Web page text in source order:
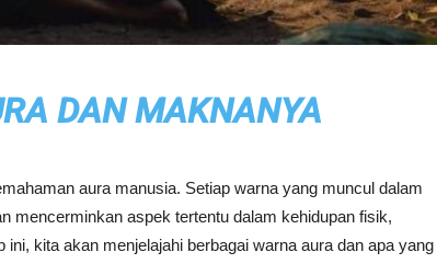
DAN MAKNANYA
aura manusia. Setiap warna yang muncul dalam
mencerminkan aspek tertentu dalam kehidupan fisik,
kita akan menjelajahi berbagai warna aura dan apa yang